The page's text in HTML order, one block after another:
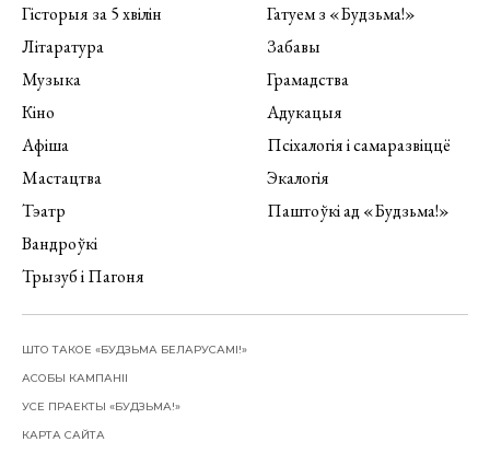
Гісторыя за 5 хвілін
Літаратура
Музыка
Кіно
Афіша
Мастацтва
Тэатр
Вандроўкі
Трызуб і Пагоня
Гатуем з «Будзьма!»
Забавы
Грамадства
Адукацыя
Псіхалогія і самаразвіццё
Экалогія
Паштоўкі ад «Будзьма!»
ШТО ТАКОЕ «БУДЗЬМА БЕЛАРУСАМІ!»
АСОБЫ КАМПАНІІ
УСЕ ПРАЕКТЫ «БУДЗЬМА!»
КАРТА САЙТА